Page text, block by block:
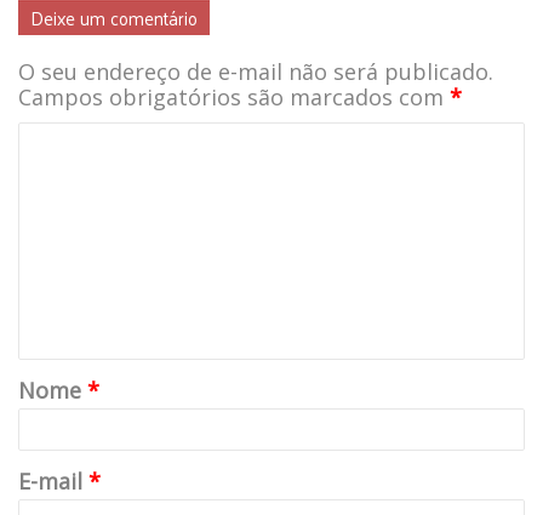
Deixe um comentário
O seu endereço de e-mail não será publicado.
Campos obrigatórios são marcados com *
Nome *
E-mail *